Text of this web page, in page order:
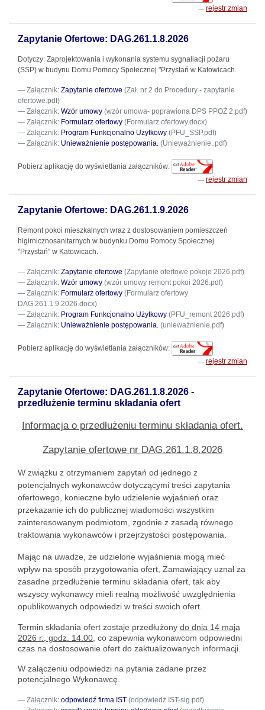
rejestr zmian
Zapytanie Ofertowe: DAG.261.1.8.2026
Dotyczy: Zaprojektowania i wykonania systemu sygnaliacji pożaru
(SSP) w budynu Domu Pomocy Społecznej "Przystań w Katowicach.
Załącznik: Zapytanie ofertowe (Zał. nr 2 do Procedury - zapytanie
ofertowe.pdf)
Załącznik: Wzór umowy (wzór umowa- poprawiona DPS PPOŻ 2.pdf)
Załącznik: Formularz ofertowy (Formularz ofertowy.docx)
Załącznik: Program Funkcjonalno Użytkowy (PFU_SSP.pdf)
Załącznik: Unieważnienie postępowania. (Unieważnienie..pdf)
Pobierz aplikację do wyświetlania załączników:
rejestr zmian
Zapytanie Ofertowe: DAG.261.1.9.2026
Remont pokoi mieszkalnych wraz z dostosowaniem pomieszczeń
higirnicznosanitarnych w budynku Domu Pomocy Społecznej
"Przystań" w Katowicach.
Załącznik: Zapytanie ofertowe (Zapytanie ofertowe pokoje 2026.pdf)
Załącznik: Wzór umowy (wzór umowy remont pokoi 2026.pdf)
Załącznik: Formularz ofertowy (Formularz ofertowy
DAG.261.1.9.2026.docx)
Załącznik: Program Funkcjonalno Użytkowy (PFU_remont 2026.pdf)
Załącznik: Unieważnienie postępowania. (unieważnienie.pdf)
Pobierz aplikację do wyświetlania załączników:
rejestr zmian
Zapytanie Ofertowe: DAG.261.1.8.2026 -
przedłużenie terminu składania ofert
Informacja o przedłużeniu terminu składania ofert.
Zapytanie ofertowe nr DAG.261.1.8.2026
W związku z otrzymaniem zapytań od jednego z
potencjalnych wykonawców dotyczącymi treści zapytania
ofertowego, konieczne było udzielenie wyjaśnień oraz
przekazanie ich do publicznej wiadomości wszystkim
zainteresowanym podmiotom, zgodnie z zasadą równego
traktowania wykonawców i przejrzystości postępowania.
Mając na uwadze, że udzielone wyjaśnienia mogą mieć
wpływ na sposób przygotowania ofert, Zamawiający uznał za
zasadne przedłużenie terminu składania ofert, tak aby
wszyscy wykonawcy mieli realną możliwość uwzględnienia
opublikowanych odpowiedzi w treści swoich ofert.
Termin składania ofert zostaje przedłużony do dnia 14 maja
2026 r., godz. 14.00, co zapewnia wykonawcom odpowiedni
czas na dostosowanie ofert do zaktualizowanych informacji.
W załączeniu odpowiedzi na pytania zadane przez
potencjalnego Wykonawcę.
Załącznik: odpowiedź firma IST (odpowiedż IST-sig.pdf)